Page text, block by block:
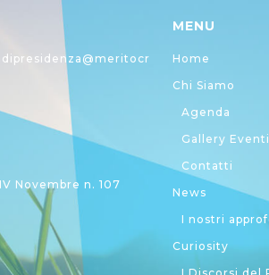
Novembre n. 107
MENU
Home
Chi Siamo
Agenda
Gallery Eventi
Contatti
News
I nostri
Curiosity